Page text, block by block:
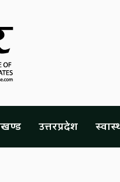
उत्तरप्रदेश